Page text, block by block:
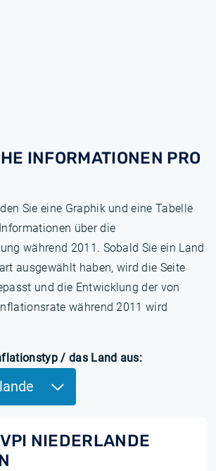
INFORMATIONEN PRO
Sie eine Graphik und eine Tabelle
über die
während 2011. Sobald Sie ein Land
ausgewählt haben, wird die Seite
und die Entwicklung der von
während 2011 wird
/ das Land aus:
NIEDERLANDE